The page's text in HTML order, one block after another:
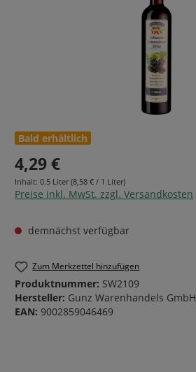
Bald erhältlich
4,29 €
Inhalt: 0.5 Liter (8,58 € / 1 Liter)
Preise inkl. MwSt. zzgl. Versandkosten
demnächst verfügbar
Zum Merkzettel hinzufügen
Produktnummer: SW2109
Hersteller: Gunz Warenhandels GmbH
EAN: 9002859046469